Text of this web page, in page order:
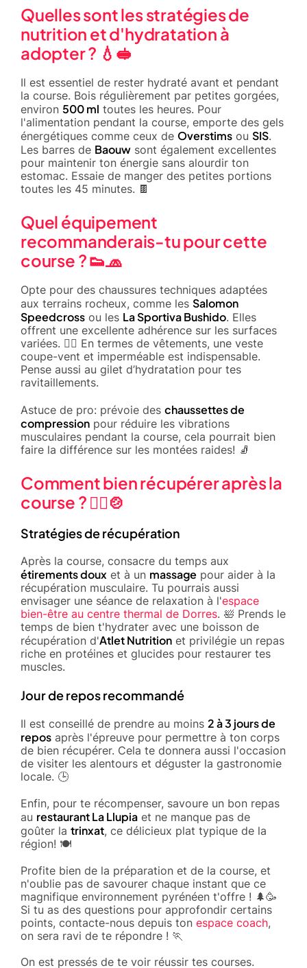
Quelles sont les stratégies de
nutrition et d'hydratation à
adopter ? 💧🥪
Il est essentiel de rester hydraté avant et pendant
la course. Bois régulièrement par petites gorgées,
environ 500 ml toutes les heures. Pour
l'alimentation pendant la course, emporte des gels
énergétiques comme ceux de Overstims ou SIS.
Les barres de Baouw sont également excellentes
pour maintenir ton énergie sans alourdir ton
estomac. Essaie de manger des petites portions
toutes les 45 minutes. 🍫
Quel équipement
recommanderais-tu pour cette
course ? 👟🧢
Opte pour des chaussures techniques adaptées
aux terrains rocheux, comme les Salomon
Speedcross ou les La Sportiva Bushido. Elles
offrent une excellente adhérence sur les surfaces
variées. 🏃‍♂️ En termes de vêtements, une veste
coupe-vent et imperméable est indispensable.
Pense aussi au gilet d’hydratation pour tes
ravitaillements.
Astuce de pro: prévoie des chaussettes de
compression pour réduire les vibrations
musculaires pendant la course, cela pourrait bien
faire la différence sur les montées raides! 🧦
Comment bien récupérer après la
course ? 🧘‍♂️🍲
Stratégies de récupération
Après la course, consacre du temps aux
étirements doux et à un massage pour aider à la
récupération musculaire. Tu pourrais aussi
envisager une séance de relaxation à l'espace
bien-être au centre thermal de Dorres. 🛀 Prends le
temps de bien t'hydrater avec une boisson de
récupération d'Atlet Nutrition et privilégie un repas
riche en protéines et glucides pour restaurer tes
muscles.
Jour de repos recommandé
Il est conseillé de prendre au moins 2 à 3 jours de
repos après l'épreuve pour permettre à ton corps
de bien récupérer. Cela te donnera aussi l'occasion
de visiter les alentours et déguster la gastronomie
locale. 🕒
Enfin, pour te récompenser, savoure un bon repas
au restaurant La Llupia et ne manque pas de
goûter la trinxat, ce délicieux plat typique de la
région! 🍽️
Profite bien de la préparation et de la course, et
n'oublie pas de savourer chaque instant que ce
magnifique environnement pyrénéen t'offre ! 🌲🥳
Si tu as des questions pour approfondir certains
points, contacte-nous depuis ton espace coach,
on sera ravi de te répondre ! 🏃
On est pressés de te voir réussir tes courses.